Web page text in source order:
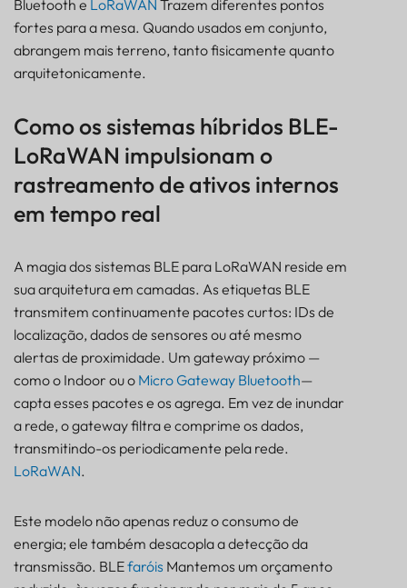
Bluetooth e LoRaWAN Trazem diferentes pontos
fortes para a mesa. Quando usados em conjunto,
abrangem mais terreno, tanto fisicamente quanto
arquitetonicamente.
Como os sistemas híbridos BLE-
LoRaWAN impulsionam o
rastreamento de ativos internos
em tempo real
A magia dos sistemas BLE para LoRaWAN reside em
sua arquitetura em camadas. As etiquetas BLE
transmitem continuamente pacotes curtos: IDs de
localização, dados de sensores ou até mesmo
alertas de proximidade. Um gateway próximo —
como o Indoor ou o Micro Gateway Bluetooth—
capta esses pacotes e os agrega. Em vez de inundar
a rede, o gateway filtra e comprime os dados,
transmitindo-os periodicamente pela rede.
LoRaWAN.
Este modelo não apenas reduz o consumo de
energia; ele também desacopla a detecção da
transmissão. BLEfaróis Mantemos um orçamento